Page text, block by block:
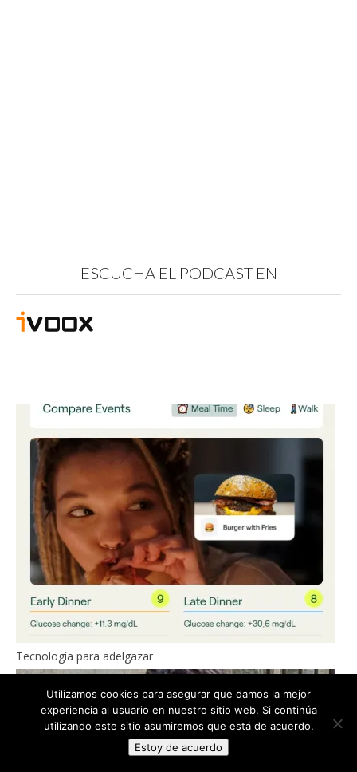
ESCUCHA EL PODCAST EN
Tecnología para adelgazar
Utilizamos cookies para asegurar que damos la mejor
experiencia al usuario en nuestro sitio web. Si continúa
utilizando este sitio asumiremos que está de acuerdo.
Estoy de acuerdo